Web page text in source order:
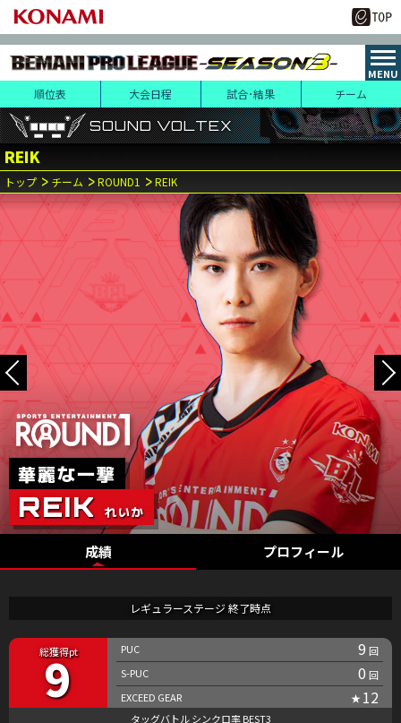
順位表 大会日程 試合･結果
SOUND VOLTEX
3月 20日(水･祝)
第1試合
チーム
SOUND VOLTEX
SOUND VOLTEX
REIK
トップ チーム ROUND1 REIK
成績 プロフィール
レギュラーステージ 終了時点
9
9
0
12